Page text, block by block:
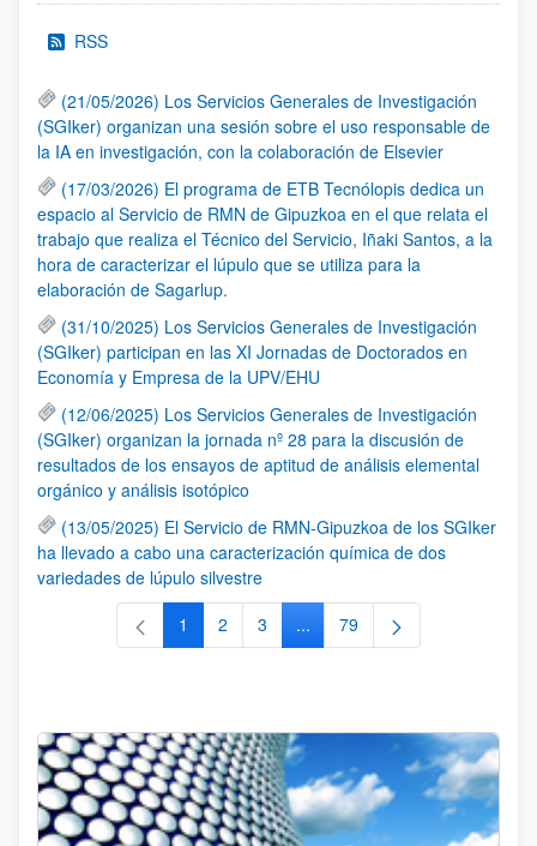
RSS
(21/05/2026) Los Servicios Generales de Investigación
(SGIker) organizan una sesión sobre el uso responsable de
la IA en investigación, con la colaboración de Elsevier
(17/03/2026) El programa de ETB Tecnólopis dedica un
espacio al Servicio de RMN de Gipuzkoa en el que relata el
trabajo que realiza el Técnico del Servicio, Iñaki Santos, a la
hora de caracterizar el lúpulo que se utiliza para la
elaboración de Sagarlup.
(31/10/2025) Los Servicios Generales de Investigación
(SGIker) participan en las XI Jornadas de Doctorados en
Economía y Empresa de la UPV/EHU
(12/06/2025) Los Servicios Generales de Investigación
(SGIker) organizan la jornada nº 28 para la discusión de
resultados de los ensayos de aptitud de análisis elemental
orgánico y análisis isotópico
(13/05/2025) El Servicio de RMN-Gipuzkoa de los SGIker
ha llevado a cabo una caracterización química de dos
variedades de lúpulo silvestre
Página
1 Página
2 Página
3 ...Páginas intermedias Use TAB
Página
79